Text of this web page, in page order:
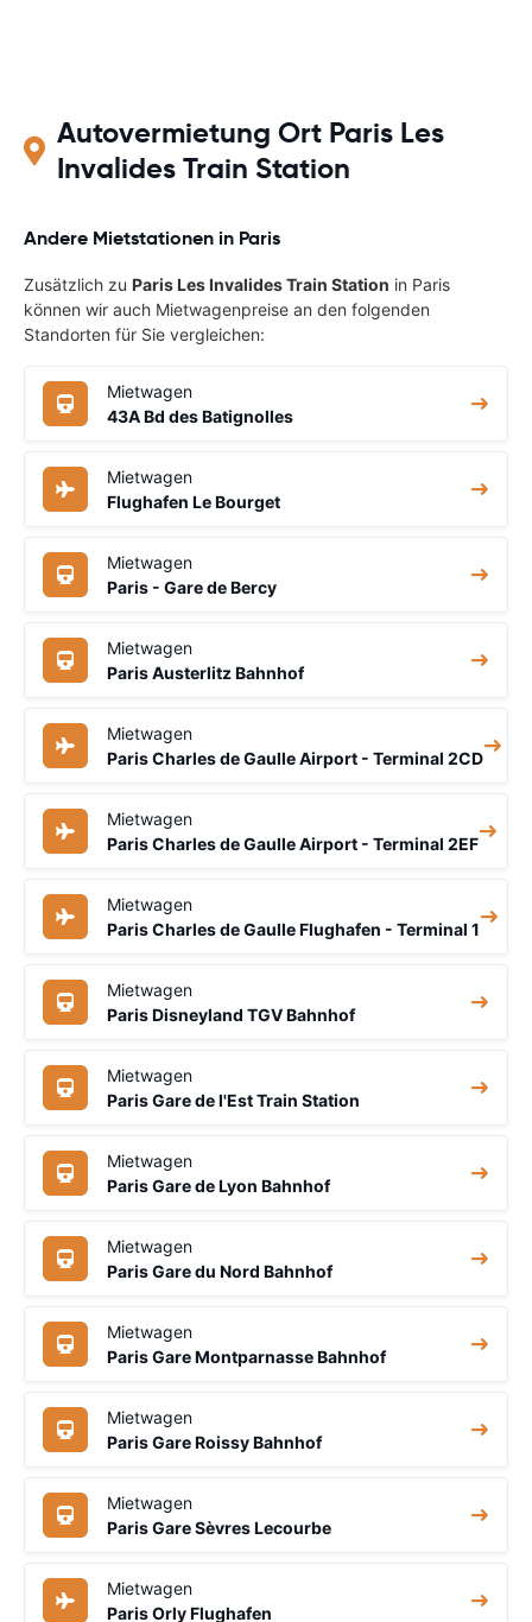
Autovermietung Ort Paris Les
Invalides Train Station
Andere Mietstationen in Paris
Zusätzlich zu Paris Les Invalides Train Station in Paris
können wir auch Mietwagenpreise an den folgenden
Standorten für Sie vergleichen:
Mietwagen
43A Bd des Batignolles
Mietwagen
Flughafen Le Bourget
Mietwagen
Paris - Gare de Bercy
Mietwagen
Paris Austerlitz Bahnhof
Mietwagen
Paris Charles de Gaulle Airport - Terminal 2CD
Mietwagen
Paris Charles de Gaulle Airport - Terminal 2EF
Mietwagen
Paris Charles de Gaulle Flughafen - Terminal 1
Mietwagen
Paris Disneyland TGV Bahnhof
Mietwagen
Paris Gare de l'Est Train Station
Mietwagen
Paris Gare de Lyon Bahnhof
Mietwagen
Paris Gare du Nord Bahnhof
Mietwagen
Paris Gare Montparnasse Bahnhof
Mietwagen
Paris Gare Roissy Bahnhof
Mietwagen
Paris Gare Sèvres Lecourbe
Mietwagen
Paris Orly Flughafen